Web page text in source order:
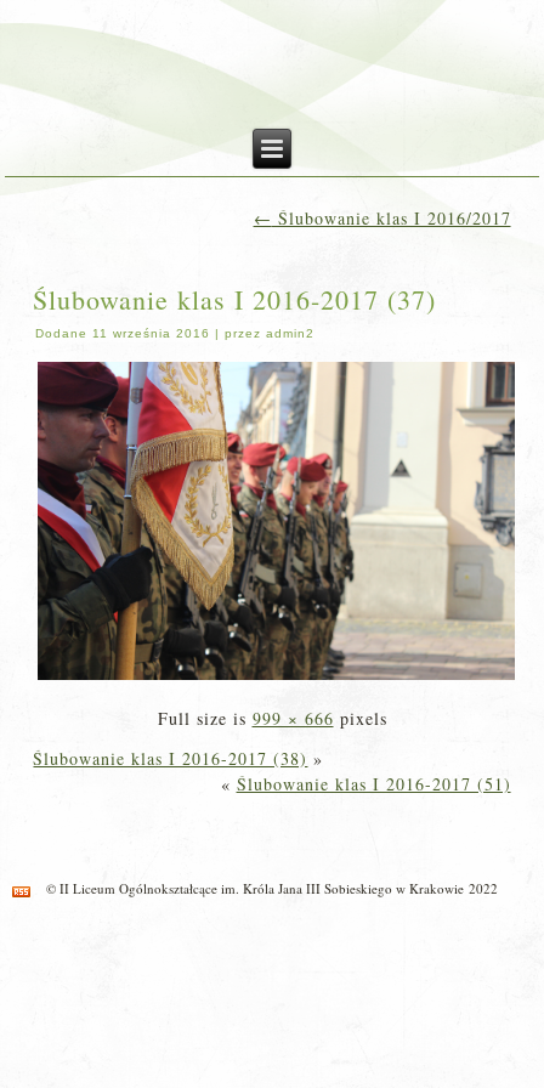
← Ślubowanie klas I 2016/2017
Ślubowanie klas I 2016-2017 (37)
Dodane 11 września 2016 |przez admin2
Full size is 999 × 666 pixels
Ślubowanie klas I 2016-2017 (38) »
« Ślubowanie klas I 2016-2017 (51)
© II Liceum Ogólnokształcące im. Króla Jana III Sobieskiego w Krakowie 2022